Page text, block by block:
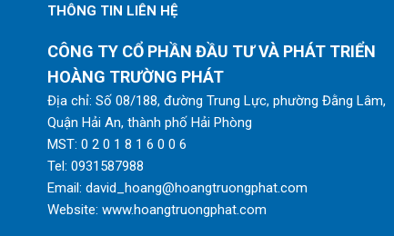
THÔNG TIN LIÊN HỆ
CÔNG TY CỔ PHẦN ĐẦU TƯ VÀ PHÁT TRIỂN
HOÀNG TRƯỜNG PHÁT
Địa chỉ: Số 08/188, đường Trung Lực, phường Đằng Lâm,
Quận Hải An, thành phố Hải Phòng
MST: 0 2 0 1 8 1 6 0 0 6
Tel: 0931587988
Email: david_hoang@hoangtruongphat.com
Website: www.hoangtruongphat.com